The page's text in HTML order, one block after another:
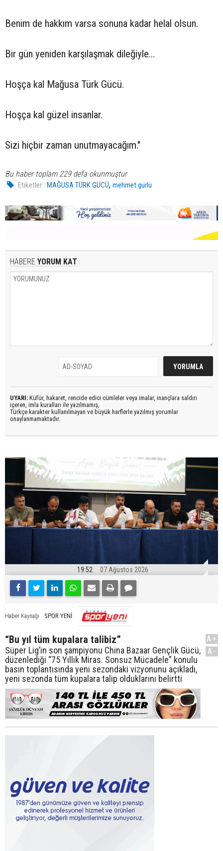
Benim de hakkım varsa sonuna kadar helal olsun.
Bir gün yeniden karşılaşmak dileğiyle…
Hoşça kal Mağusa Türk Gücü.
Hoşça kal güzel insanlar.
Sizi hiçbir zaman unutmayacağım."
Bu haber toplam 229 defa okunmuştur
Etiketler : MAĞUSA TÜRK GÜCÜ,mehmet gürlü
HABERE YORUM KAT
UYARI: Küfür, hakaret, rencide edici cümleler veya imalar, inançlara saldırı
içeren, imla kuralları ile yazılmamış,
Türkçe karakter kullanılmayan ve büyük harflerle yazılmış yorumlar
onaylanmamaktadır.
19:52 07 Ağustos 2026
Haber Kaynağı SPOR YENİ
“Bu yıl tüm kupalara talibiz”
Süper Lig’in son şampiyonu China Bazaar Gençlik Gücü,
düzenlediği “75 Yıllık Miras. Sonsuz Mücadele” konulu
basın toplantısında yeni sezondaki vizyonunu açıkladı,
yeni sezonda tüm kupalara talip olduklarını belirtti
A+
A-